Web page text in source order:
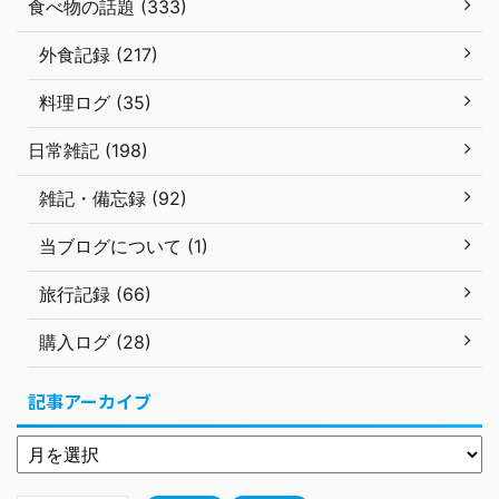
食べ物の話題 (333)
外食記録 (217)
料理ログ (35)
日常雑記 (198)
雑記・備忘録 (92)
当ブログについて (1)
旅行記録 (66)
購入ログ (28)
記事アーカイブ